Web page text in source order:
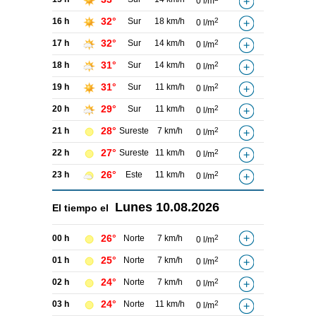
16 h 32° Sur 18 km/h 0 l/m2
17 h 32° Sur 14 km/h 0 l/m2
18 h 31° Sur 14 km/h 0 l/m2
19 h 31° Sur 11 km/h 0 l/m2
20 h 29° Sur 11 km/h 0 l/m2
21 h 28° Sureste 7 km/h 0 l/m2
22 h 27° Sureste 11 km/h 0 l/m2
23 h 26° Este 11 km/h 0 l/m2
El tiempo el Lunes 10.08.2026
00 h 26° Norte 7 km/h 0 l/m2
01 h 25° Norte 7 km/h 0 l/m2
02 h 24° Norte 7 km/h 0 l/m2
03 h 24° Norte 11 km/h 0 l/m2